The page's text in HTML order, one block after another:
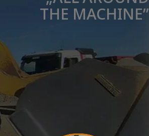
THE MACHINE”